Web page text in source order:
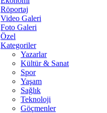
Röportaj
Video Galeri
Foto Galeri
Özel
Kategoriler
Yazarlar
Kültür & Sanat
Spor
Yaşam
Sağlık
Teknoloji
Göçmenler